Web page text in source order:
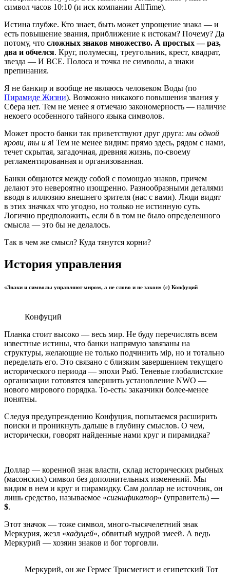
символ часов 10:10 (и иск компании AllTime).
Истина глубже. Кто знает, быть может упрощение знака — и
есть повышение звания, приближение к истокам? Почему? Да
потому, что сложных знаков множество. А простых — раз,
два и обчелся. Круг, полумесяц, треугольник, крест, квадрат,
звезда — И ВСЕ. Полоса и точка не символы, а знаки
препинания.
Я не банкир и вообще не являюсь человеком Воды (по
Пирамиде Жизни). Возможно никакого повышения звания у
Сбера нет. Тем не менее я отмечаю закономерность — наличие
некоего особенного тайного языка символов.
Может просто банки так приветствуют друг друга: мы одной
крови, ты и я! Тем не менее видим: прямо здесь, рядом с нами,
течет скрытая, загадочная, древняя жизнь, по-своему
регламентированная и организованная.
Банки общаются между собой с помощью знаков, причем
делают это невероятно изощренно. Разнообразными деталями
вводя в иллюзию внешнего зрителя (нас с вами). Люди видят
в этих значках что угодно, но только не истинную суть.
Логично предположить, если б в том не было определенного
смысла — это бы не делалось.
Так в чем же смысл? Куда тянутся корни?
История управления
«Знаки и символы управляют миром, а не слово и не закон» (с) Конфуций
Конфуций
Планка стоит высоко — весь мир. Не буду перечислять всем
известные истины, что банки напрямую завязаны на
структуры, желающие не только подчинить мiр, но и тотально
переделать его. Это связано с близким завершением текущего
исторического периода — эпохи Рыб. Теневые глобалистские
организации готовятся завершить установление NWO —
нового мирового порядка. То-есть: заказчики более-менее
понятны.
Следуя предупреждению Конфуция, попытаемся расширить
поиски и проникнуть дальше в глубину смыслов. О чем,
исторически, говорят найденные нами круг и пирамидка?
Доллар — коренной знак власти, склад исторических рыбных
(масонских) символ без дополнительных изменений. Мы
видим в нем и круг и пирамидку. Сам доллар не источник, он
лишь средство, называемое «сигнификатор» (управитель) —
$.
Этот значок — тоже символ, много-тысячелетний знак
Меркурия, жезл «кадуцей«, обвитый мудрой змеей. А ведь
Меркурий — хозяин знаков и бог торговли.
Меркурий, он же Гермес Трисмегист и египетский Тот